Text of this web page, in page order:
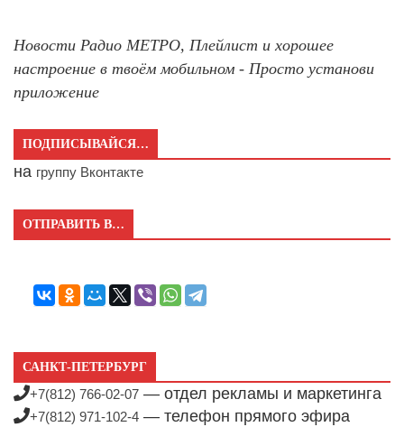
Новости Радио МЕТРО, Плейлист и хорошее
настроение в твоём мобильном - Просто установи
приложение
ПОДПИСЫВАЙСЯ…
на группу Вконтакте
ОТПРАВИТЬ В…
САНКТ-ПЕТЕРБУРГ
+7(812) 766-02-07 — отдел рекламы и маркетинга
+7(812) 971-102-4 — телефон прямого эфира